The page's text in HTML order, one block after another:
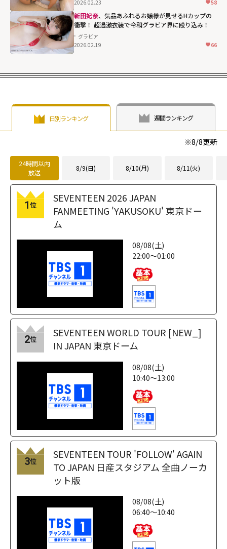
height="203"
loading="lazy"
fetchpriority="h
igh">
2026.02.23 58
新田妃奈、気品あふれるお嬢様が見せるHカップの
衝撃！ 超過激衣装で令和グラビア界に殴り込み！
グラビア
2026.02.19
66
日別ランキング 週間ランキング
※8/8更新
24時間以内
放送
8/9(日) 8/10(月) 8/11(火)
1位
SEVENTEEN 2026 JAPAN
FANMEETING 'YAKUSOKU' 東京ドー
ム
08/08(土)
22:00～01:00
2位
SEVENTEEN WORLD TOUR [NEW_]
IN JAPAN 東京ドーム
08/08(土)
10:40～13:00
3位
SEVENTEEN TOUR 'FOLLOW' AGAIN
TO JAPAN 日産スタジアム 全曲ノーカ
ット版
08/08(土)
06:40～10:40